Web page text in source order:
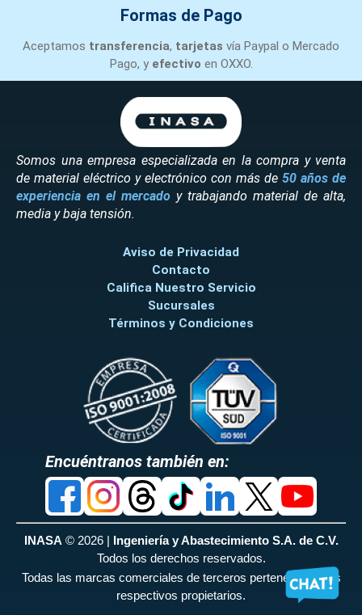
Formas de Pago
Aceptamos transferencia, tarjetas vía Paypal o Mercado
Pago, y efectivo en OXXO.
Somos una empresa especializada en la compra y venta
de material eléctrico y electrónico con más de 50 años de
experiencia en el mercado y trabajando material de alta,
media y baja tensión.
Aviso de Privacidad
Contacto
Califica Nuestro Servicio
Sucursales
Términos y Condiciones
Encuéntranos también en:
INASA © 2026 | Ingeniería y Abastecimiento S.A. de C.V.
Todos los derechos reservados.
Todas las marcas comerciales de terceros pertenecen a sus
respectivos propietarios.